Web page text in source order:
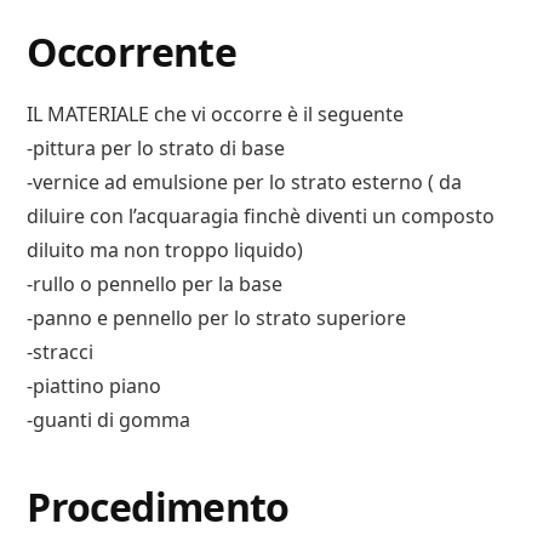
Occorrente
IL MATERIALE che vi occorre è il seguente
-pittura per lo strato di base
-vernice ad emulsione per lo strato esterno ( da
diluire con l’acquaragia finchè diventi un composto
diluito ma non troppo liquido)
-rullo o pennello per la base
-panno e pennello per lo strato superiore
-stracci
-piattino piano
-guanti di gomma
Procedimento